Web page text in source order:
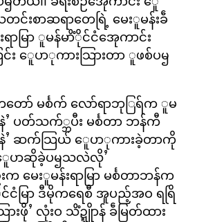
င်းစာဆရာတေရြဲ့ မေးူမန်းခဵ
မြာ ူမန်မာိံိုင်ငံအေုကာင်း
ေူပာုကားသြားတာ ူဖစ်ပၝ
ော် မင်္စက် လော်ရာဘုြရ်က ူမ
ႛ ပတ်သက်္ဘပီး မင်္စတာ ဘန်ကီ
နဲႛ ဆက်သြယ် ေူပာုကားခဲ့တာကို
ာဆိုခဲ့ပၝသလဲလိုႛ
မေးူမန်းရာမြာ မင်္စတာဘန်က
ငံမြာ ဒီမိုကရေစီ အူပည့်အဝ ရရြိ
ားဖိုႛ လုံးဝ သိံဍ္ဍှိူာန် ခဵမြတ်ထား